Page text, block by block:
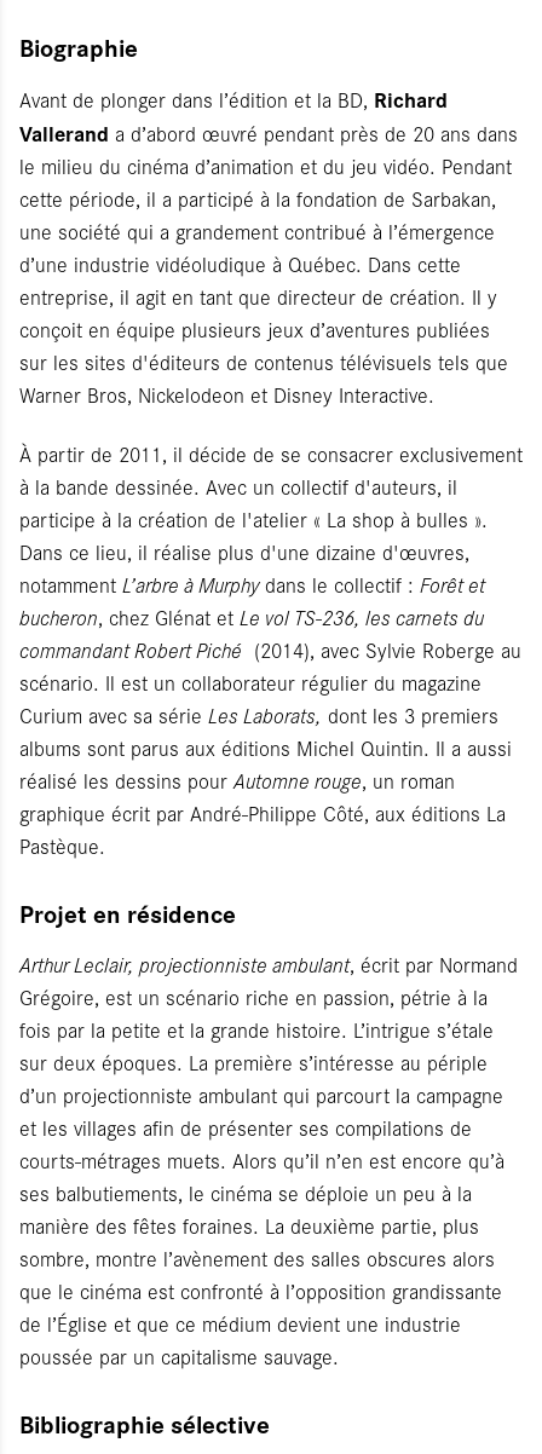
Biographie
Avant de plonger dans l’édition et la BD, Richard
Vallerand a d’abord œuvré pendant près de 20 ans dans
le milieu du cinéma d’animation et du jeu vidéo. Pendant
cette période, il a participé à la fondation de Sarbakan,
une société qui a grandement contribué à l’émergence
d’une industrie vidéoludique à Québec. Dans cette
entreprise, il agit en tant que directeur de création. Il y
conçoit en équipe plusieurs jeux d’aventures publiées
sur les sites d'éditeurs de contenus télévisuels tels que
Warner Bros, Nickelodeon et Disney Interactive.
À partir de 2011, il décide de se consacrer exclusivement
à la bande dessinée. Avec un collectif d'auteurs, il
participe à la création de l'atelier « La shop à bulles ».
Dans ce lieu, il réalise plus d'une dizaine d'œuvres,
notamment L’arbre à Murphydans le collectif : Forêt et
bucheron, chez Glénat et Le vol TS-236, les carnets du
commandant Robert Piché (2014), avec Sylvie Roberge au
scénario. Il est un collaborateur régulier du magazine
Curium avec sa série Les Laborats, dont les 3 premiers
albums sont parus aux éditions Michel Quintin. Il a aussi
réalisé les dessins pour Automne rouge, un roman
graphique écrit par André-Philippe Côté, aux éditions La
Pastèque.
Projet en résidence
Arthur Leclair, projectionniste ambulant, écrit par Normand
Grégoire, est un scénario riche en passion, pétrie à la
fois par la petite et la grande histoire. L’intrigue s’étale
sur deux époques. La première s’intéresse au périple
d’un projectionniste ambulant qui parcourt la campagne
et les villages afin de présenter ses compilations de
courts-métrages muets. Alors qu’il n’en est encore qu’à
ses balbutiements, le cinéma se déploie un peu à la
manière des fêtes foraines. La deuxième partie, plus
sombre, montre l’avènement des salles obscures alors
que le cinéma est confronté à l’opposition grandissante
de l’Église et que ce médium devient une industrie
poussée par un capitalisme sauvage.
Bibliographie sélective